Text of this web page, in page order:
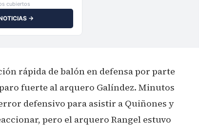
cubiertos
→
rápida de balón en defensa por parte
fuerte al arquero Galíndez. Minutos
defensivo para asistir a Quiñones y
pero el arquero Rangel estuvo